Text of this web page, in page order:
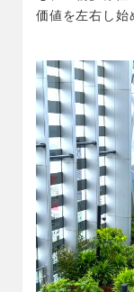
価値を左右し始